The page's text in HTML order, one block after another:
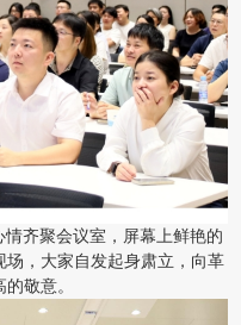
齐聚会议室，屏幕上鲜艳的
，大家自发起身肃立，向革
敬意。